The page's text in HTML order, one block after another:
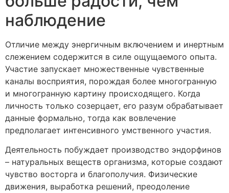
наблюдение
Отличие между энергичным включением и инертным
слежением содержится в силе ощущаемого опыта.
Участие запускает множественные чувственные
каналы восприятия, порождая более многогранную
и многогранную картину происходящего. Когда
личность только созерцает, его разум обрабатывает
данные формально, тогда как вовлечение
предполагает интенсивного умственного участия.
Деятельность побуждает производство эндорфинов
– натуральных веществ организма, которые создают
чувство восторга и благополучия. Физические
движения, выработка решений, преодоление